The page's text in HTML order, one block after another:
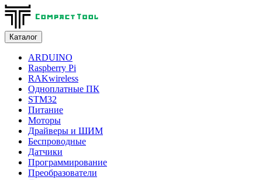
Каталог
ARDUINO
Raspberry Pi
RAKwireless
Одноплатные ПК
STM32
Питание
Моторы
Драйверы и ШИМ
Беспроводные
Датчики
Программирование
Преобразователи